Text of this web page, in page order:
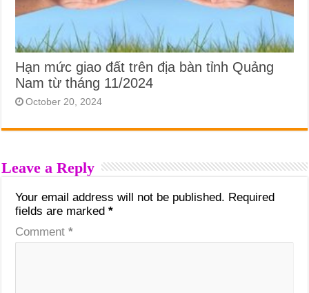
Hạn mức giao đất trên địa bàn tỉnh Quảng
Nam từ tháng 11/2024
October 20, 2024
Leave a Reply
Your email address will not be published. Required
fields are marked*
Comment*